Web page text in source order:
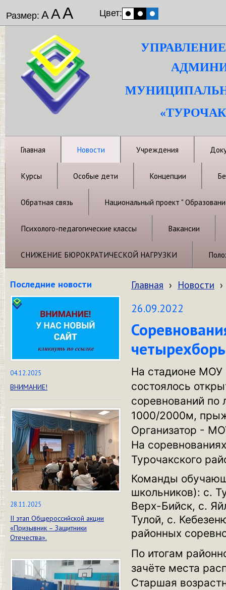
Размер: ААА Цвет:
Главная Новости Учреждения
Курсы Особые дети Концепции
Обратная связь Национальный проект "
Психолого-педагогические классы Вакансии
СНИЖЕНИЕ БЮРОКРАТИЧЕСКОЙ НАГРУЗКИ
Последние новости
04.12.2025
ВНИМАНИЕ!
28.11.2025
II этап Общероссийской акции
«Призывник – Защитники
Отечества».
Главная › Новости ›
26.09.2022
На стадионе
состоялось
соревнований по
1000/2000м,
Организатор -
На
Турочакского
Команды
школьников): с.
Верх-Бийск, с.
Тулой, с.
районных
По итогам
зачёте места
Старшая